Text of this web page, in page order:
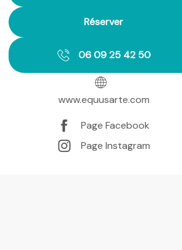
Réserver
06 09 25 42 50
www.equusarte.com
Page Facebook
Page Instagram